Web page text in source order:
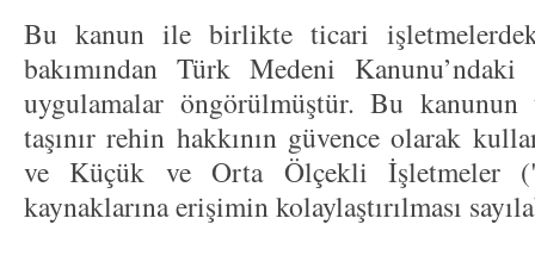
Bu kanun ile birlikte ticari
bakımından Türk Medeni Kanunu’ndaki
uygulamalar öngörülmüştür. Bu kanunun
taşınır rehin hakkının güvence olarak
ve Küçük ve Orta Ölçekli İşletmeler
kaynaklarına erişimin kolaylaştırılması